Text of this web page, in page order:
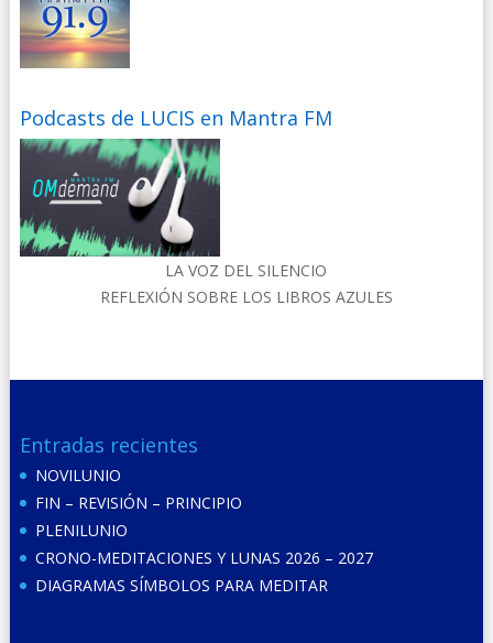
Podcasts de LUCIS en Mantra FM
LA VOZ DEL SILENCIO
REFLEXIÓN SOBRE LOS LIBROS AZULES
Entradas recientes
NOVILUNIO
FIN – REVISIÓN – PRINCIPIO
PLENILUNIO
CRONO-MEDITACIONES Y LUNAS 2026 – 2027
DIAGRAMAS SÍMBOLOS PARA MEDITAR